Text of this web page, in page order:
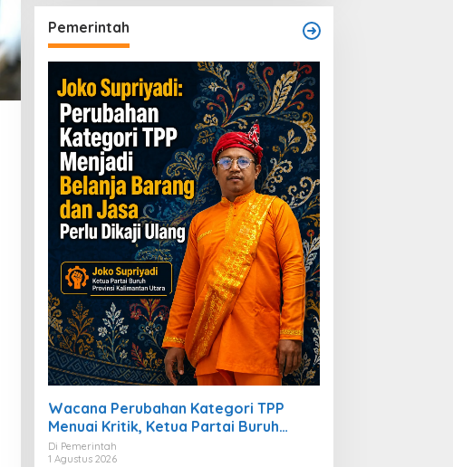
Pemerintah
Wacana Perubahan Kategori TPP
Menuai Kritik, Ketua Partai Buruh
Kaltara Tekankan Kepatuhan Regulasi
Di Pemerintah
1 Agustus 2026